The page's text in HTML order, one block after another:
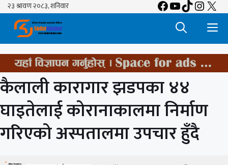
Skip
content
Facebook
YouTube
TikTok
X
कैलाली कारागार झडपका ४४
घाइतेलाई कोरानाकालमा निर्माण
गरिएको अस्पतालमा उपचार हुँदै